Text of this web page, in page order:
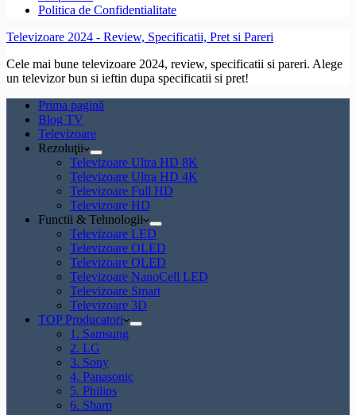
Politica de Confidentialitate
Televizoare 2024 - Review, Specificatii, Pret si Pareri
Cele mai bune televizoare 2024, review, specificatii si pareri. Alege
un televizor bun si ieftin dupa specificatii si pret!
Prima pagină
Blog TV
Televizoare
Rezoluţii
Televizoare Ultra HD 8K
Televizoare Ultra HD 4K
Televizoare Full HD
Televizoare HD
Functii & Tehnologii
Televizoare LED
Televizoare OLED
Televizoare QLED
Televizoare NanoCell LED
Televizoare Smart
Televizoare 3D
TOP Producatori
1. Samsung
2. LG
3. Sony
4. Panasonic
5. Philips
6. Sharp